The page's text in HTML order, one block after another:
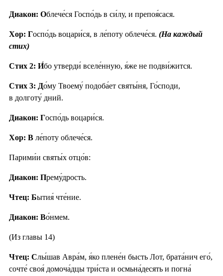
Диакон: Облече́ся Госпо́дь в си́лу, и препоя́сася.
Хор: Госпо́дь воцари́ся, в ле́поту облече́ся. (На каждый
стих)
Стих 2: И́бо утверди́ вселе́нную, я́же не подви́жится.
Стих 3: До́му Твоему́ подоба́ет святы́ня, Го́споди,
в долготу́ дний.
Диакон: Госпо́дь воцари́ся.
Хор: В ле́поту облече́ся.
Парими́и святы́х отцо́в:
Диакон: Прему́дрость.
Чтец: Бытия́ чте́ние.
Диакон: Во́нмем.
(Из главы 14)
Чтец: Слы́шав Авра́м, я́ко плене́н бысть Лот, брата́нич его́,
сочте́ своя́ домоча́дцы три́ста и осмьна́десять и погна́